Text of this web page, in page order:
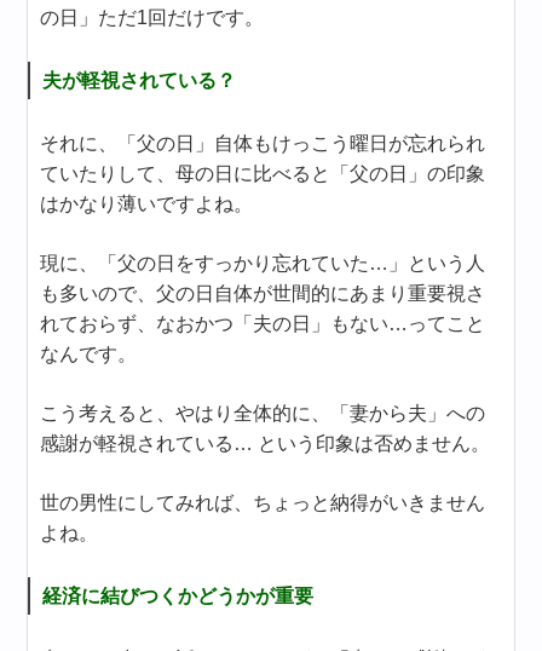
の日」ただ1回だけです。
夫が軽視されている？
それに、「父の日」自体もけっこう曜日が忘れられ
ていたりして、母の日に比べると「父の日」の印象
はかなり薄いですよね。
現に、「父の日をすっかり忘れていた…」という人
も多いので、父の日自体が世間的にあまり重要視さ
れておらず、なおかつ「夫の日」もない…ってこと
なんです。
こう考えると、やはり全体的に、「妻から夫」への
感謝が軽視されている… という印象は否めません。
世の男性にしてみれば、ちょっと納得がいきません
よね。
経済に結びつくかどうかが重要